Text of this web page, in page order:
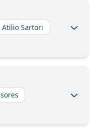
Atilio Sartori